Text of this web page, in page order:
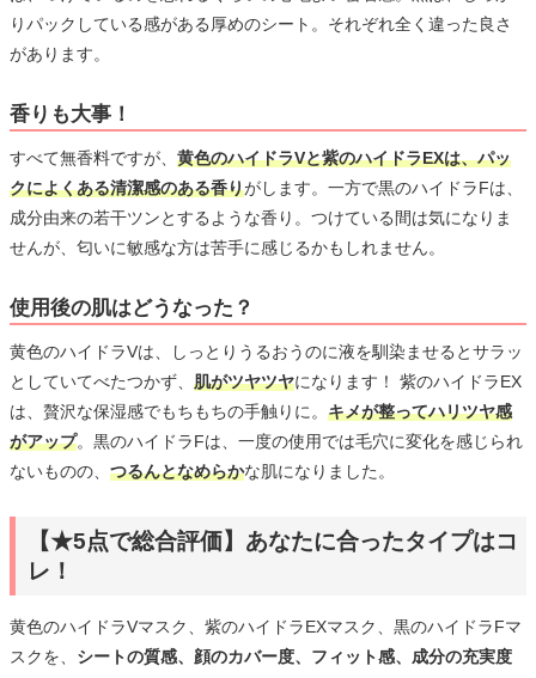
りパックしている感がある厚めのシート。それぞれ全く違った良さ
があります。
香りも大事！
すべて無香料ですが、 黄色のハイドラVと紫のハイドラEXは、パッ
クによくある清潔感のある香りがします。一方で黒のハイドラFは、
成分由来の若干ツンとするような香り。つけている間は気になりま
せんが、匂いに敏感な方は苦手に感じるかもしれません。
使用後の肌はどうなった？
黄色のハイドラVは、しっとりうるおうのに液を馴染ませるとサラッ
としていてべたつかず、 肌がツヤツヤになります！ 紫のハイドラEX
は、贅沢な保湿感でもちもちの手触りに。 キメが整ってハリツヤ感
がアップ。黒のハイドラFは、一度の使用では毛穴に変化を感じられ
ないものの、 つるんとなめらかな肌になりました。
【★5点で総合評価】あなたに合ったタイプはコ
レ！
黄色のハイドラVマスク、紫のハイドラEXマスク、黒のハイドラFマ
スクを、 シートの質感、顔のカバー度、フィット感、成分の充実度